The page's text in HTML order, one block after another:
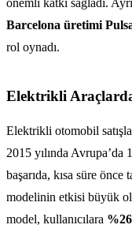
önemli katkı sağladı.
Barcelona üretimi
rol oynadı.
Elektrikli
Elektrikli otomobil
2015 yılında Avrupa’da
başarıda, kısa süre önce
modelinin etkisi büyük
model, kullanıcılara